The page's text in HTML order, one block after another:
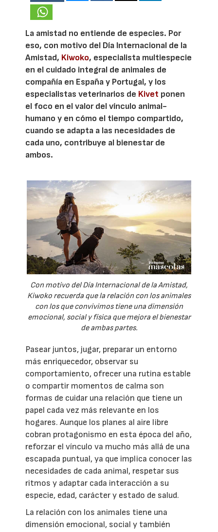
La amistad no entiende de especies. Por
eso, con motivo del Día Internacional de la
Amistad, Kiwoko, especialista multiespecie
en el cuidado integral de animales de
compañía en España y Portugal, y los
especialistas veterinarios de Kivet ponen
el foco en el valor del vínculo animal-
humano y en cómo el tiempo compartido,
cuando se adapta a las necesidades de
cada uno, contribuye al bienestar de
ambos.
Con motivo del Día Internacional de la Amistad,
Kiwoko recuerda que la relación con los animales
con los que convivimos tiene una dimensión
emocional, social y física que mejora el bienestar
de ambas partes.
Pasear juntos, jugar, preparar un entorno
más enriquecedor, observar su
comportamiento, ofrecer una rutina estable
o compartir momentos de calma son
formas de cuidar una relación que tiene un
papel cada vez más relevante en los
hogares. Aunque los planes al aire libre
cobran protagonismo en esta época del año,
reforzar el vínculo va mucho más allá de una
escapada puntual, ya que implica conocer las
necesidades de cada animal, respetar sus
ritmos y adaptar cada interacción a su
especie, edad, carácter y estado de salud.
La relación con los animales tiene una
dimensión emocional, social y también